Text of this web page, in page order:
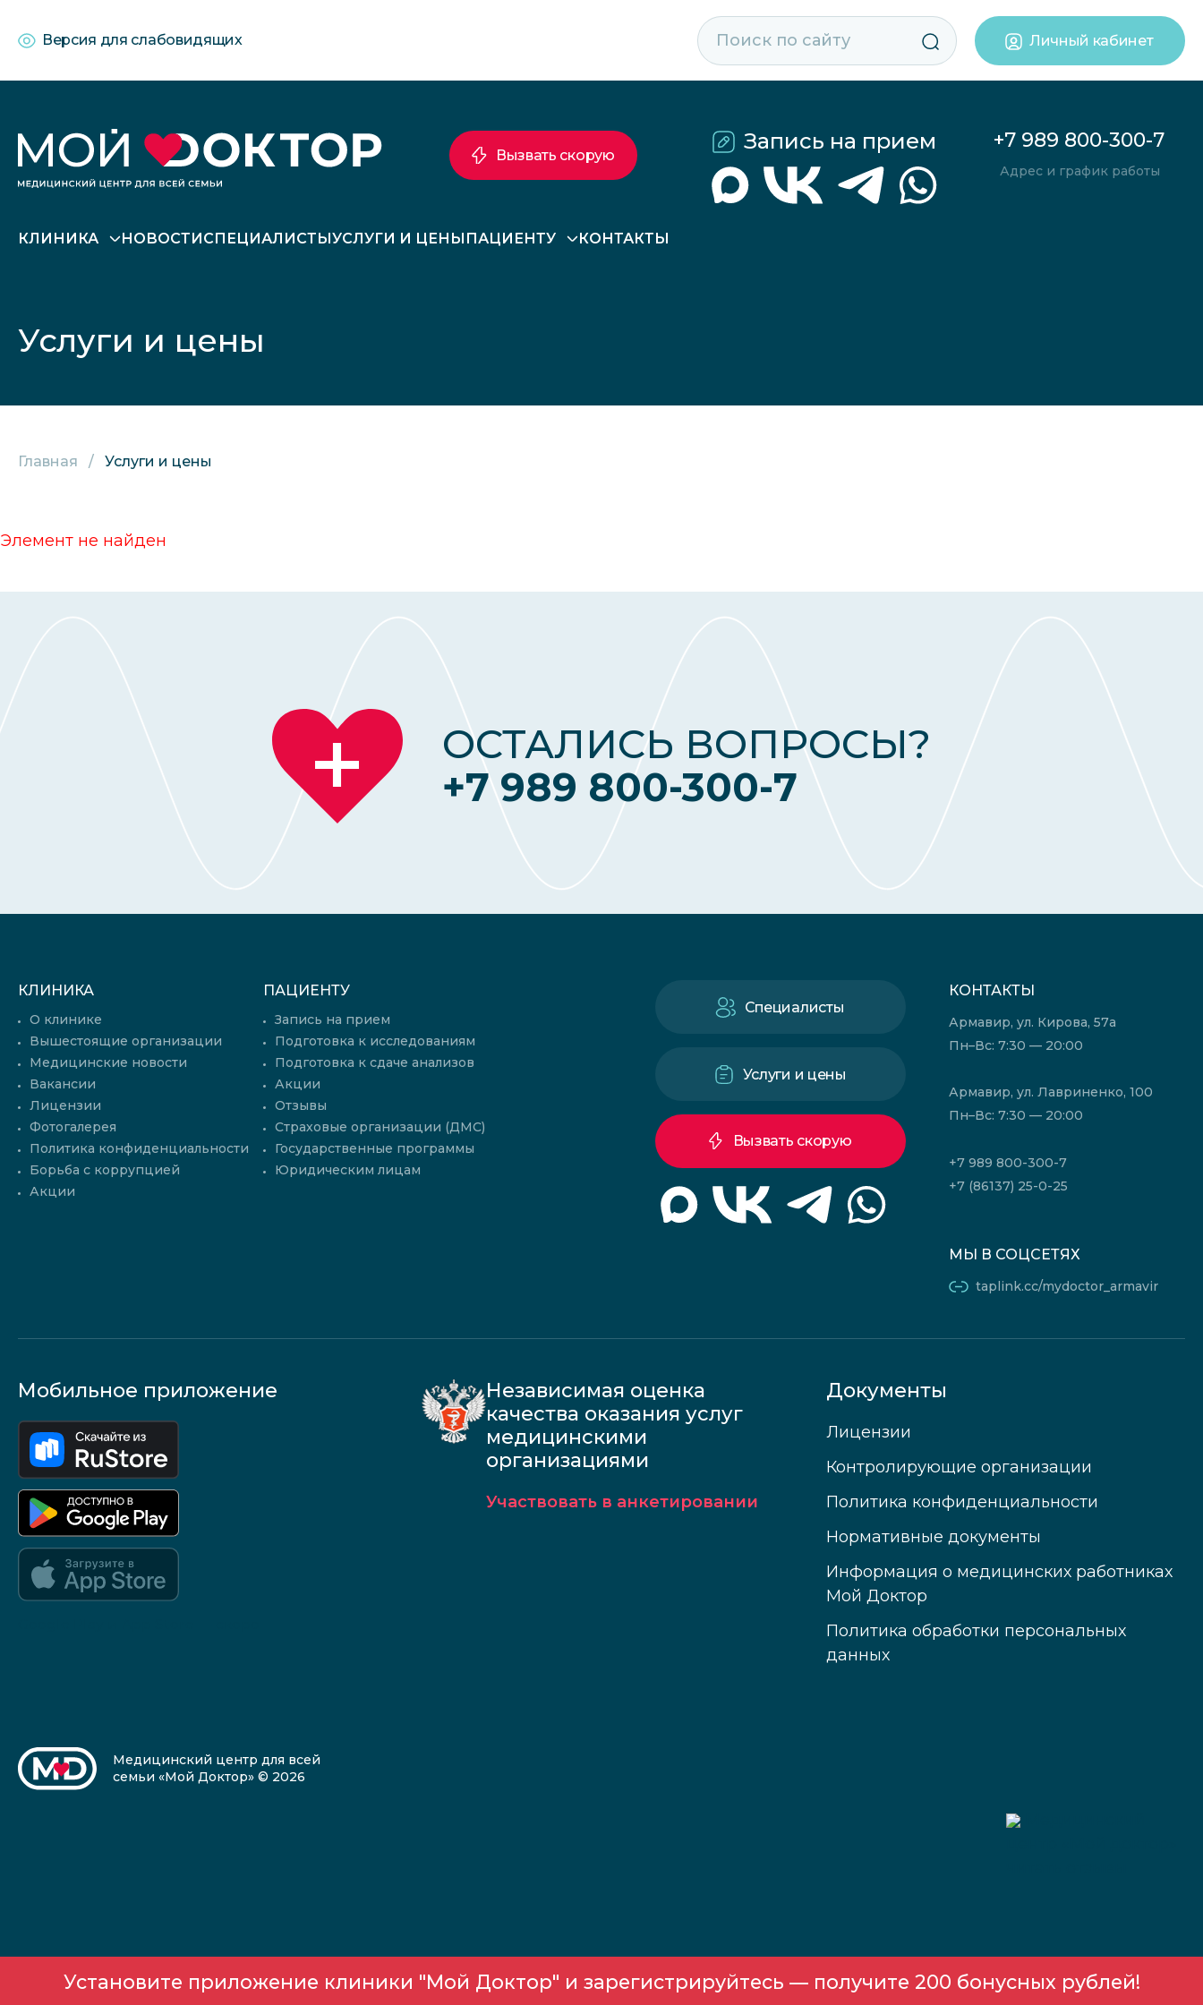
Версия для слабовидящих Личный кабинет
Запись на прием +7 989 800-300-7
Адрес и график работы
КЛИНИКА НОВОСТИСПЕЦИАЛИСТЫУСЛУГИ И ЦЕНЫ ПАЦИЕНТУ КОНТАКТЫ
Вызвать скорую
Услуги и цены
Главная Услуги и цены
Элемент не найден
ОСТАЛИСЬ ВОПРОСЫ?
+7 989 800-300-7
КЛИНИКА
О клинике
Вышестоящие организации
Медицинские новости
Вакансии
Лицензии
Фотогалерея
Политика конфиденциальности
Борьба с коррупцией
Акции
ПАЦИЕНТУ
Запись на прием
Подготовка к исследованиям
Подготовка к сдаче анализов
Акции
Отзывы
Страховые организации (ДМС)
Государственные программы
Юридическим лицам
Специалисты
Услуги и цены
Вызвать скорую
КОНТАКТЫ
Армавир, ул. Кирова, 57а
Пн–Вс: 7:30 — 20:00
Армавир, ул. Лавриненко, 100
Пн–Вс: 7:30 — 20:00
+7 989 800-300-7
+7 (86137) 25-0-25
МЫ В СОЦСЕТЯХ
taplink.cc/mydoctor_armavir
Мобильное приложение
Независимая оценка
качества оказания услуг
медицинскими
организациями
Участвовать в анкетировании
Документы
Лицензии
Контролирующие организации
Политика конфиденциальности
Нормативные документы
Информация о медицинских работниках
Мой Доктор
Политика обработки персональных
данных
Медицинский центр для всей
семьи «Мой Доктор» © 2026
Установите приложение клиники "Мой Доктор" и зарегистрируйтесь — получите 200 бонусных рублей!